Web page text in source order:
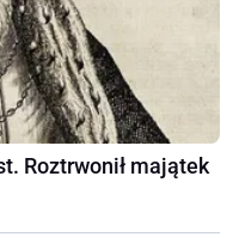
Roztrwonił majątek